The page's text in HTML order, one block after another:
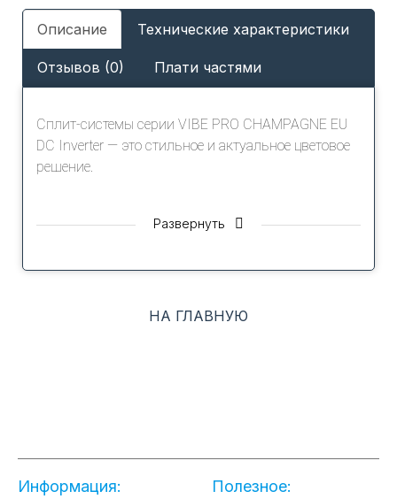
Описание Технические характеристики
Отзывов (0) Плати частями
Сплит-системы серии VIBE PRO CHAMPAGNE EU
DC Inverter — это cтильное и актуальное цветовое
решение.
объединяющая в себе стильный дизайн,
использовании, обслуживании и установке.
конструкция и простые монтажные кронштейны
Сезонная энергоэффективность класса А++
Развернуть
НА ГЛАВНУЮ
Информация: Полезное: